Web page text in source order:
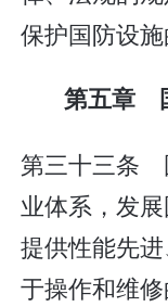
保护国防设施
第五章
第三十三条
业体系，发
提供性能先
于操作和维